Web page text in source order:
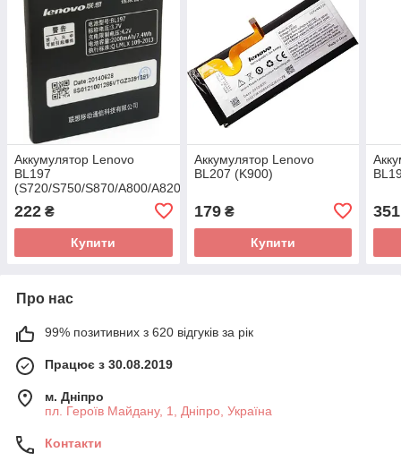
Аккумулятор Lenovo
BL197
(S720/S750/S870/A800/A820)
222 ₴
Купити
Аккумулятор Lenovo
BL207 (K900)
179₴
Купити
351
Про нас
99% позитивних з 620 відгуків за рік
Працює з 30.08.2019
м. Дніпро
пл. Героїв Майдану, 1, Дніпро, Україна
Контакти